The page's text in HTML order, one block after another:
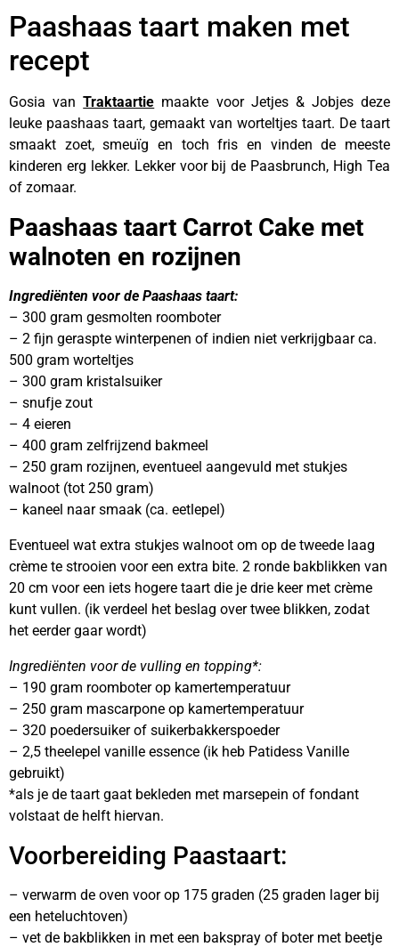
Paashaas taart maken met
recept
Gosia vanTraktaartie maakte voor Jetjes & Jobjes deze
leuke paashaas taart, gemaakt van worteltjes taart. De taart
smaakt zoet, smeuïg en toch fris en vinden de meeste
kinderen erg lekker. Lekker voor bij de Paasbrunch, High Tea
of zomaar.
Paashaas taart Carrot Cake met
walnoten en rozijnen
Ingrediënten voor de Paashaas taart:
– 300 gram gesmolten roomboter
– 2 fijn geraspte winterpenen of indien niet verkrijgbaar ca.
500 gram worteltjes
– 300 gram kristalsuiker
– snufje zout
– 4 eieren
– 400 gram zelfrijzend bakmeel
– 250 gram rozijnen, eventueel aangevuld met stukjes
walnoot (tot 250 gram)
– kaneel naar smaak (ca. eetlepel)
Eventueel wat extra stukjes walnoot om op de tweede laag
crème te strooien voor een extra bite. 2 ronde bakblikken van
20 cm voor een iets hogere taart die je drie keer met crème
kunt vullen. (ik verdeel het beslag over twee blikken, zodat
het eerder gaar wordt)
Ingrediënten voor de vulling en topping*:
– 190 gram roomboter op kamertemperatuur
– 250 gram mascarpone op kamertemperatuur
– 320 poedersuiker of suikerbakkerspoeder
– 2,5 theelepel vanille essence (ik heb Patidess Vanille
gebruikt)
*als je de taart gaat bekleden met marsepein of fondant
volstaat de helft hiervan.
Voorbereiding Paastaart:
– verwarm de oven voor op 175 graden (25 graden lager bij
een heteluchtoven)
– vet de bakblikken in met een bakspray of boter met beetje